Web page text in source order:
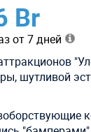
Br
от 7 дней
шутливой